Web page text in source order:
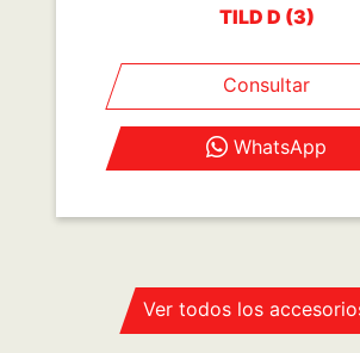
ACCESORIOS
PARA ESTE